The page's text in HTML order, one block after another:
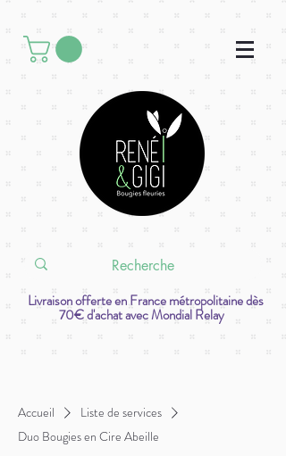
Livraison offerte en France métropolitaine dès
70€ d'achat avec Mondial Relay
Accueil
Liste de services
Duo Bougies en Cire Abeille